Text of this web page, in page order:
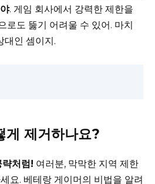
. 게임 회사에서 강력한 제한을
로도 뚫기 어려울 수 있어. 마치
대인 셈이지.
게 제거하나요?
처럼! 여러분, 막막한 지역 제한
요. 베테랑 게이머의 비법을 알려